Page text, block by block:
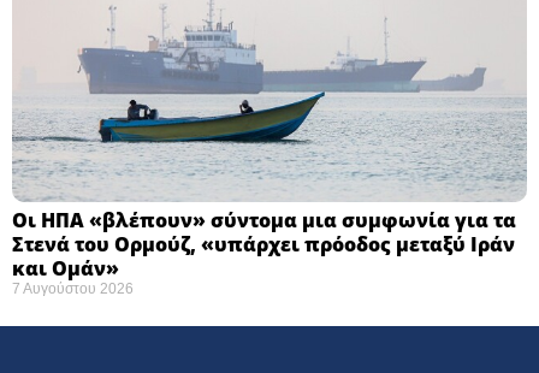
Οι ΗΠΑ «βλέπουν» σύντομα μια συμφωνία για τα
Στενά του Ορμούζ, «υπάρχει πρόοδος μεταξύ Ιράν
και Ομάν»
7 Αυγούστου 2026